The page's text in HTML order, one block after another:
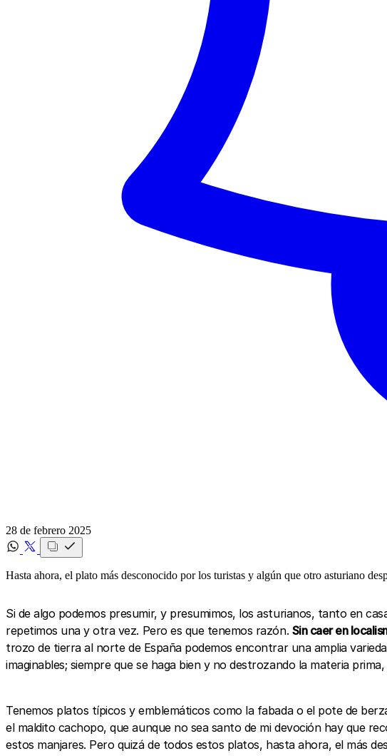
28 de febrero 2025
Hasta ahora, el plato más desconocido por los turistas y algún que otro asturiano
Si de algo podemos presumir, y presumimos, los asturianos, tanto en
repetimos una y otra vez. Pero es que tenemos razón. Sin caer en
trozo de tierra al norte de España podemos encontrar una amplia
imaginables; siempre que se haga bien y no destrozando la materia
Tenemos platos típicos y emblemáticos como la fabada o el pote de
el maldito cachopo, que aunque no sea santo de mi devoción hay que
estos manjares. Pero quizá de todos estos platos, hasta ahora, el más